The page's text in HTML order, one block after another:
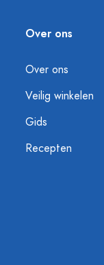
Over ons
Over ons
Veilig winkelen
Gids
Recepten